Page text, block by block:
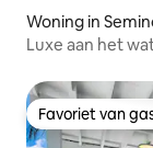
Woning in
Luxe aan het
Favoriet van
Favoriet van